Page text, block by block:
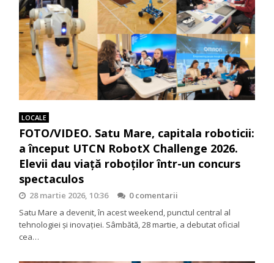
LOCALE
FOTO/VIDEO. Satu Mare, capitala roboticii:
a început UTCN RobotX Challenge 2026.
Elevii dau viață roboților într-un concurs
spectaculos
28 martie 2026, 10:36
0 comentarii
Satu Mare a devenit, în acest weekend, punctul central al
tehnologiei și inovației. Sâmbătă, 28 martie, a debutat oficial
cea…